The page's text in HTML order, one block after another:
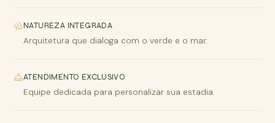
NATUREZA INTEGRADA
Arquitetura que dialoga com o verde e o mar.
ATENDIMENTO EXCLUSIVO
Equipe dedicada para personalizar sua estadia.